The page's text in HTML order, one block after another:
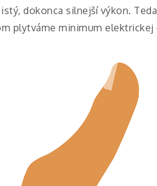
dokonca silnejší výkon.
plytváme minimum